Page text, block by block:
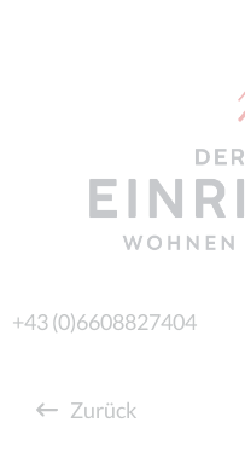
+43 (0)6608827404
Zurück